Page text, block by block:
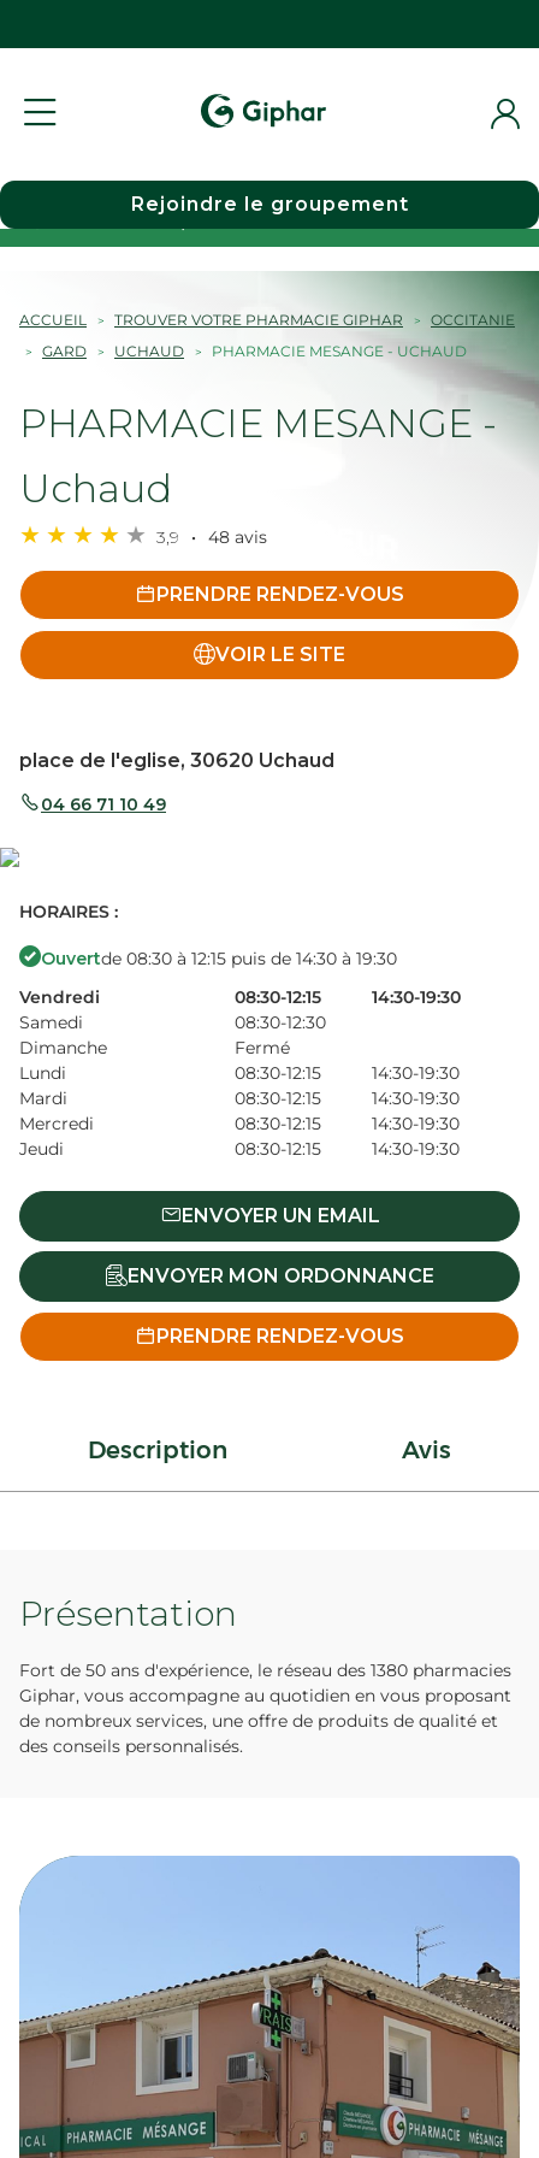
Choisir une pharmacie
Rejoindre le groupement
ACCUEIL TROUVER VOTRE PHARMACIE GIPHAR
OCCITANIE
GARD
UCHAUD PHARMACIE MESANGE - UCHAUD
PHARMACIE MESANGE -
Uchaud
3,9 48 avis
PRENDRE RENDEZ-VOUS
VOIR LE SITE
place de l'eglise, 30620 Uchaud
04 66 71 10 49
HORAIRES :
Ouvertde 08:30 à 12:15 puis de 14:30 à 19:30
Vendredi
08:30-12:15
14:30-19:30
Samedi
08:30-12:30
Dimanche
Fermé
Lundi
08:30-12:15
14:30-19:30
Mardi
08:30-12:15
14:30-19:30
Mercredi
08:30-12:15
14:30-19:30
Jeudi
08:30-12:15 14:30-19:30
ENVOYER UN EMAIL
ENVOYER MON ORDONNANCE
PRENDRE RENDEZ-VOUS
Description Avis
Présentation
Fort de 50 ans d'expérience, le réseau des 1380 pharmacies
Giphar, vous accompagne au quotidien en vous proposant
de nombreux services, une offre de produits de qualité et
des conseils personnalisés.